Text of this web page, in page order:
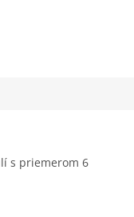
s priemerom 6